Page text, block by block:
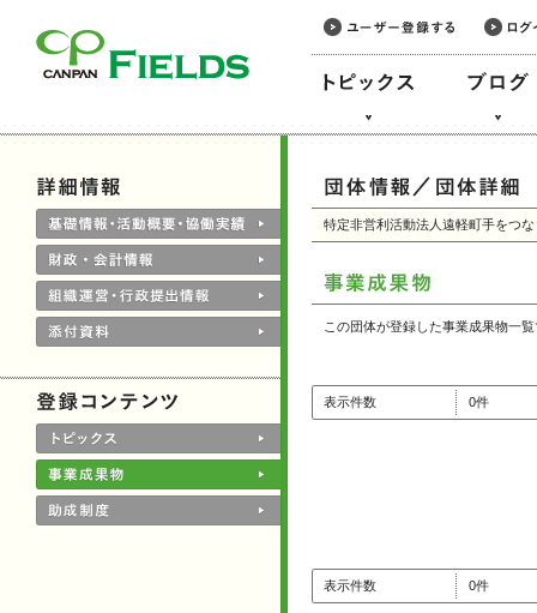
特定非営利活動法人遠軽町手をつ
この団体が登録した事業成果物一
表示件数 0件
表示件数 0件